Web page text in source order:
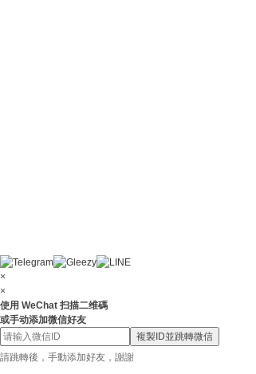
×
×
使用 WeChat 扫描二维碼
或手动添加微信好友
複製ID並跳轉微信
請跳轉後，手動添加好友，謝謝